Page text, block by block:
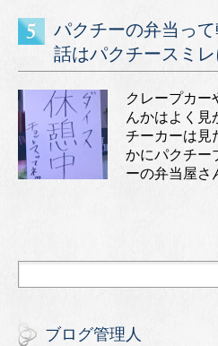
パクチーの弁当っ
話はパクチースミレ
クレープカー
んかはよく見
チーカーは見
かにパクチー
ーの弁当屋さ
ブログ管理人